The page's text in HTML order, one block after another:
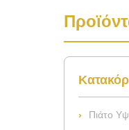
Πιάτο